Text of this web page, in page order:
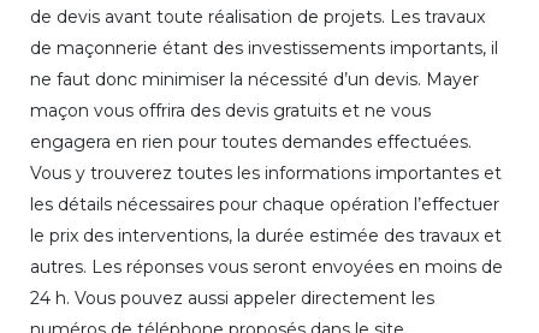
de devis avant toute réalisation de projets. Les travaux
de maçonnerie étant des investissements importants, il
ne faut donc minimiser la nécessité d’un devis. Mayer
maçon vous offrira des devis gratuits et ne vous
engagera en rien pour toutes demandes effectuées.
Vous y trouverez toutes les informations importantes et
les détails nécessaires pour chaque opération l’effectuer
le prix des interventions, la durée estimée des travaux et
autres. Les réponses vous seront envoyées en moins de
24 h. Vous pouvez aussi appeler directement les